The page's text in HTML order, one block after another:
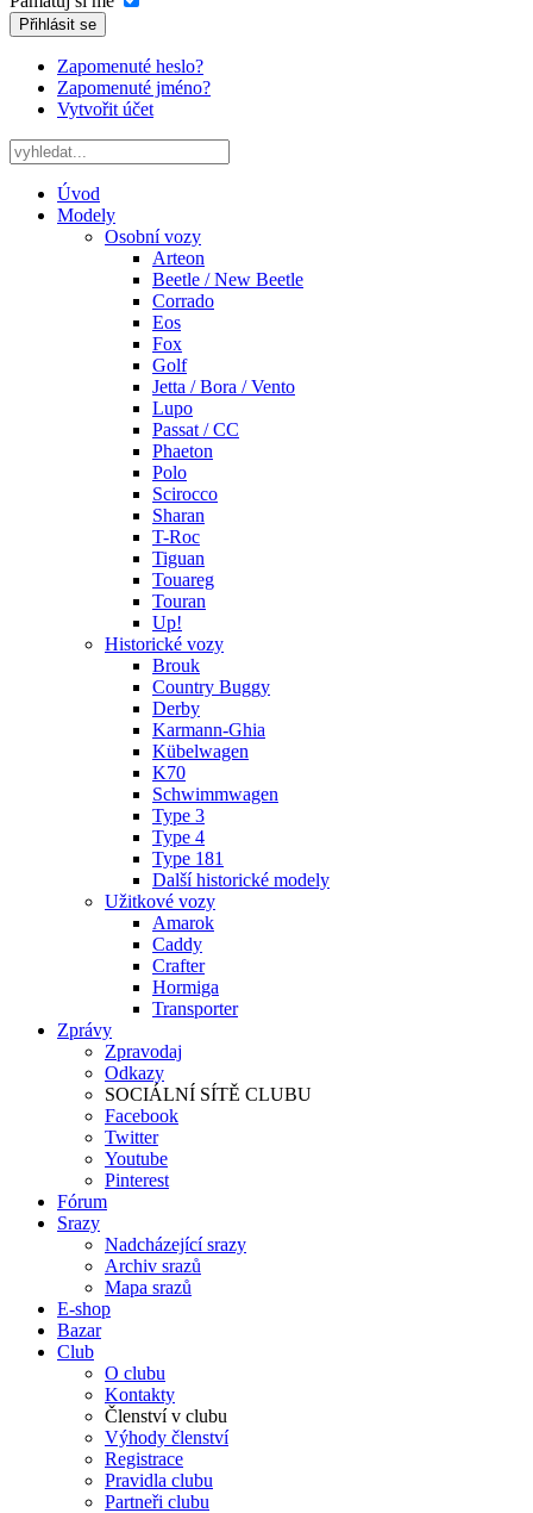
Přihlásit se
Zapomenuté heslo?
Zapomenuté jméno?
Vytvořit účet
Úvod
Modely
Osobní vozy
Arteon
Beetle / New Beetle
Corrado
Eos
Fox
Golf
Jetta / Bora / Vento
Lupo
Passat / CC
Phaeton
Polo
Scirocco
Sharan
T-Roc
Tiguan
Touareg
Touran
Up!
Historické vozy
Brouk
Country Buggy
Derby
Karmann-Ghia
Kübelwagen
K70
Schwimmwagen
Type 3
Type 4
Type 181
Další historické modely
Užitkové vozy
Amarok
Caddy
Crafter
Hormiga
Transporter
Zprávy
Zpravodaj
Odkazy
SOCIÁLNÍ SÍTĚ CLUBU
Facebook
Twitter
Youtube
Pinterest
Fórum
Srazy
Nadcházející srazy
Archiv srazů
Mapa srazů
E-shop
Bazar
Club
O clubu
Kontakty
Členství v clubu
Výhody členství
Registrace
Pravidla clubu
Partneři clubu